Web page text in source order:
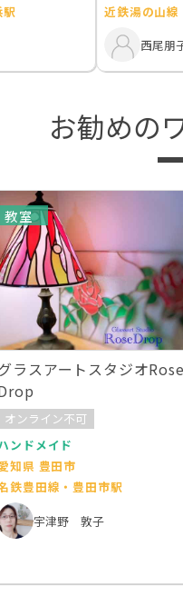
近鉄湯の山線
西尾朋
お勧めの
教室
ラスアートスタジオRose
オンライン不可
ンドメイド
知県 豊田市
鉄豊田線・豊田市駅
宇津野 敦子